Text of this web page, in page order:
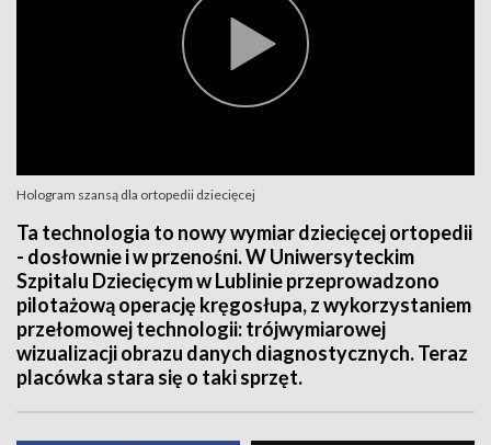
Hologram szansą dla ortopedii dziecięcej
Ta technologia to nowy wymiar dziecięcej ortopedii
- dosłownie i w przenośni. W Uniwersyteckim
Szpitalu Dziecięcym w Lublinie przeprowadzono
pilotażową operację kręgosłupa, z wykorzystaniem
przełomowej technologii: trójwymiarowej
wizualizacji obrazu danych diagnostycznych. Teraz
placówka stara się o taki sprzęt.